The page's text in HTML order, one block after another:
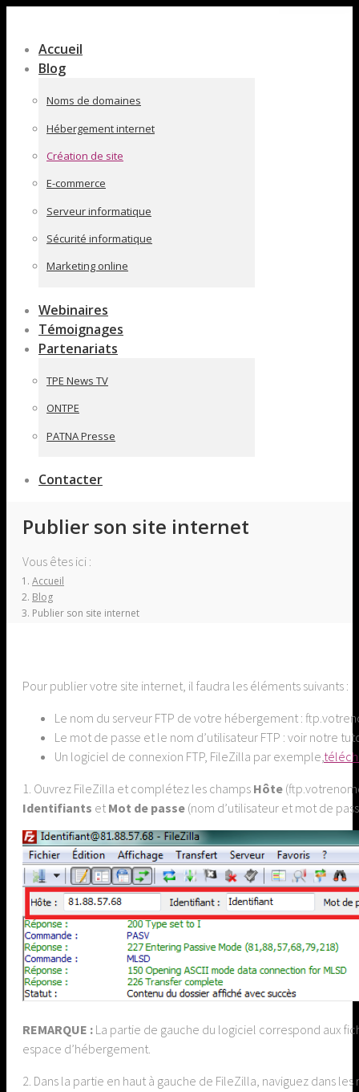
pleine
largeur
Accueil
Blog
Noms de domaines
Hébergement internet
Création de site
E-commerce
Serveur informatique
Sécurité informatique
Marketing online
Webinaires
Témoignages
Partenariats
TPE News TV
ONTPE
PATNA Presse
Contacter
Publier son site internet
Vous êtes ici :
Accueil
Blog
Publier son site internet
Pour publier votre site internet, il faudra les éléments suivants :
Le nom du serveur FTP de votre hébergement :
Le mot de passe et le nom d’utilisateur FTP : voir notre
Un logiciel de connexion FTP, FileZilla par exemple,
1. Ouvrez FileZilla et complétez les champs Hôte
Identifiants et Mot de passe (nom d’utilisateur et mot de
REMARQUE : La partie de gauche du logiciel correspond aux
espace d’hébergement.
2. Dans la partie en haut à gauche de FileZilla, naviguez dans